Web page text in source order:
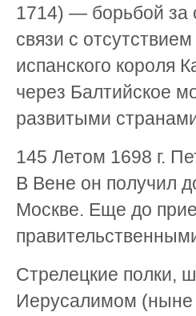
1714) — борьбой за
связи с
испанского короля
через Балтийское
развитыми
145 Летом 1698 г.
В Вене он получил
Москве. Еще до
Стрелецкие полки,
Иерусалимом (ныне